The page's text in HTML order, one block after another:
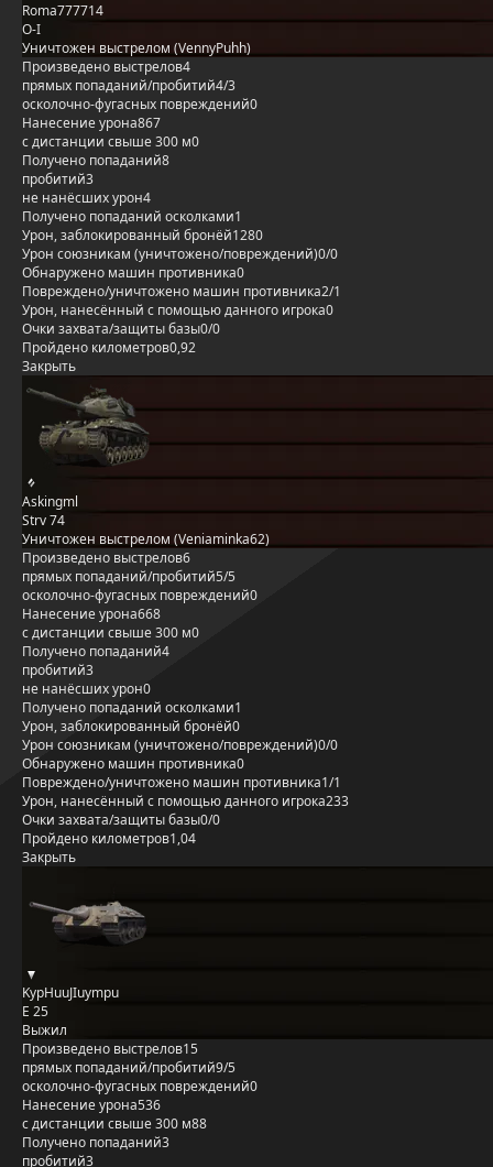
Roma777714
O-I
Уничтожен выстрелом (VennyPuhh)
Произведено выстрелов4
прямых попаданий/пробитий4/3
осколочно-фугасных повреждений0
Нанесение урона867
с дистанции свыше 300 м0
Получено попаданий8
пробитий3
не нанёсших урон4
Получено попаданий осколками1
Урон, заблокированный бронёй1280
Урон союзникам (уничтожено/повреждений)0/0
Обнаружено машин противника0
Повреждено/уничтожено машин противника2/1
Урон, нанесённый с помощью данного игрока0
Очки захвата/защиты базы0/0
Пройдено километров0,92
Закрыть
Askingml
Strv 74
Уничтожен выстрелом (Veniaminka62)
Произведено выстрелов6
прямых попаданий/пробитий5/5
осколочно-фугасных повреждений0
Нанесение урона668
с дистанции свыше 300 м0
Получено попаданий4
пробитий3
не нанёсших урон0
Получено попаданий осколками1
Урон, заблокированный бронёй0
Урон союзникам (уничтожено/повреждений)0/0
Обнаружено машин противника0
Повреждено/уничтожено машин противника1/1
Урон, нанесённый с помощью данного игрока233
Очки захвата/защиты базы0/0
Пройдено километров1,04
Закрыть
KypHuuJIuympu
E 25
Выжил
Произведено выстрелов15
прямых попаданий/пробитий9/5
осколочно-фугасных повреждений0
Нанесение урона536
с дистанции свыше 300 м88
Получено попаданий3
пробитий3